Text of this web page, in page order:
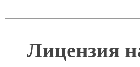
Лицензия